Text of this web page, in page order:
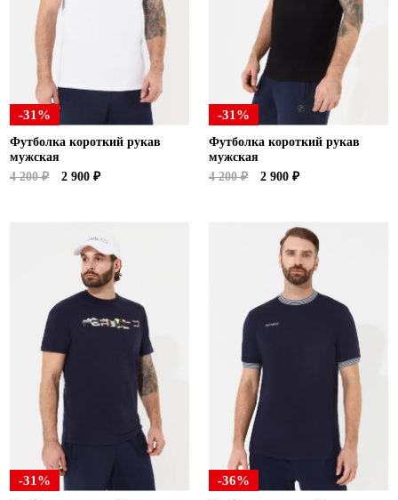
-31%
Футболка короткий рукав
мужская
4 200 ₽
2 900 ₽
-31%
Футболка короткий рукав
мужская
4 200 ₽
2 900 ₽
-31% -36%